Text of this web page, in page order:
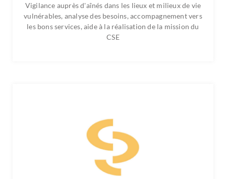
Vigilance auprès d'aînés dans les lieux et milieux de vie
vulnérables, analyse des besoins, accompagnement vers
les bons services, aide à la réalisation de la mission du
CSE